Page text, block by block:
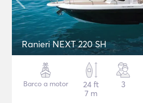
Ranieri NEXT 220 SH
Barco a motor
24 ft
7 m
3